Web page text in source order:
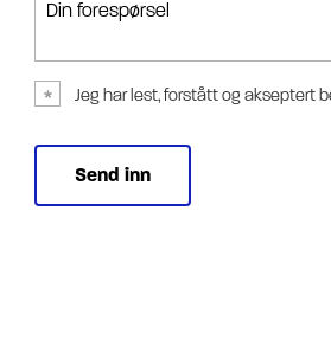
Din forespørsel
Jeg har lest, forstått og akseptert